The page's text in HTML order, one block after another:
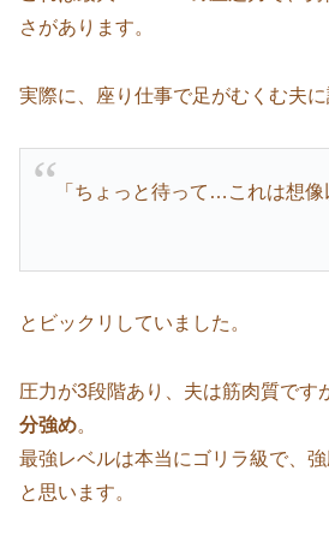
さがあります。
実際に、座り仕事で足がむくむ夫
「ちょっと待って…これは想像
とビックリしていました。
圧力が3段階あり、夫は筋肉質です
分強め。
最強レベルは本当にゴリラ級で、
と思います。